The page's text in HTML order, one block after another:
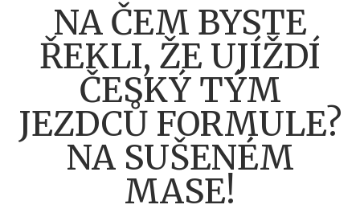
NA ČEM BYSTE
ŘEKLI, ŽE UJÍŽDÍ
ČESKÝ TÝM
JEZDCŮ FORMULE?
NA SUŠENÉM
MASE!